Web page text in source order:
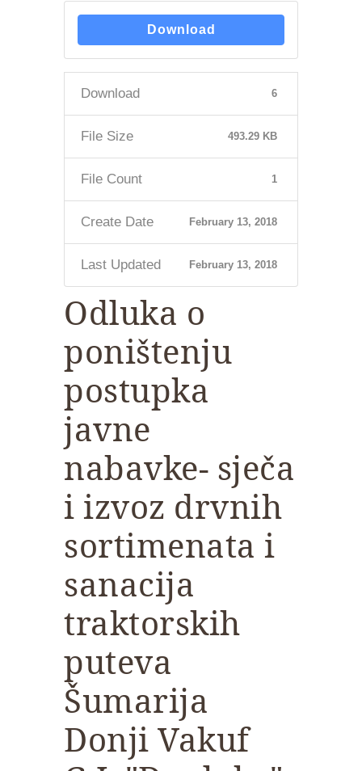
Download
Download 6
File Size 493.29 KB
File Count 1
Create Date February 13, 2018
Last Updated February 13, 2018
Odluka o
poništenju
postupka
javne
nabavke- sječa
i izvoz drvnih
sortimenata i
sanacija
traktorskih
puteva
Šumarija
Donji Vakuf